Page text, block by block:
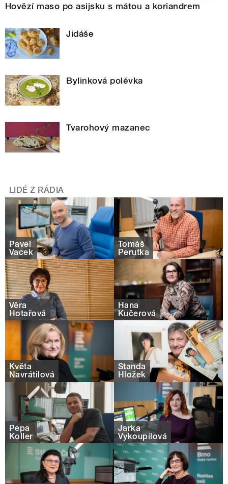
Hovězí maso po asijsku s mátou a koriandrem
Jidáše
Bylinková polévka
Tvarohový mazanec
LIDÉ Z RÁDIA
Pavel
Vacek
Tomáš
Perutka
Věra
Hotařová
Hana
Kučerová
Květa
Navrátilová
Standa
Hložek
Pepa
Koller
Jarka
Vykoupilová